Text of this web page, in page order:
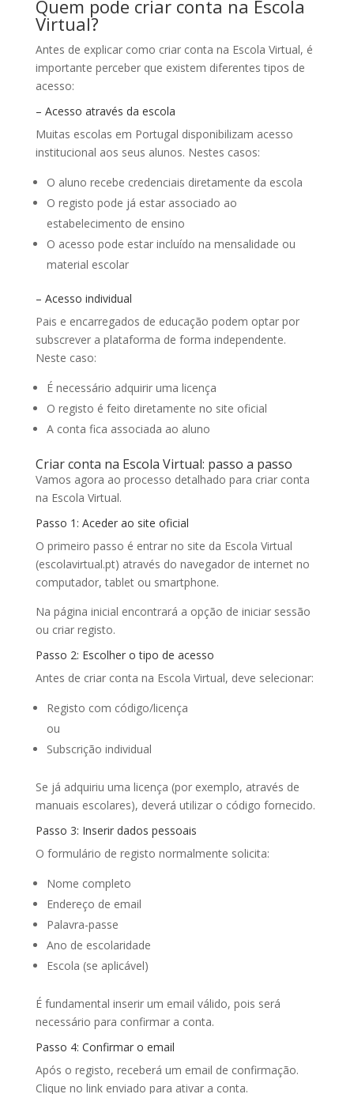
Quem pode criar conta na Escola
Virtual?
Antes de explicar como criar conta na Escola Virtual, é
importante perceber que existem diferentes tipos de
acesso:
– Acesso através da escola
Muitas escolas em Portugal disponibilizam acesso
institucional aos seus alunos. Nestes casos:
O aluno recebe credenciais diretamente da escola
O registo pode já estar associado ao
estabelecimento de ensino
O acesso pode estar incluído na mensalidade ou
material escolar
– Acesso individual
Pais e encarregados de educação podem optar por
subscrever a plataforma de forma independente.
Neste caso:
É necessário adquirir uma licença
O registo é feito diretamente no site oficial
A conta fica associada ao aluno
Criar conta na Escola Virtual: passo a passo
Vamos agora ao processo detalhado para criar conta
na Escola Virtual.
Passo 1: Aceder ao site oficial
O primeiro passo é entrar no site da Escola Virtual
(escolavirtual.pt) através do navegador de internet no
computador, tablet ou smartphone.
Na página inicial encontrará a opção de iniciar sessão
ou criar registo.
Passo 2: Escolher o tipo de acesso
Antes de criar conta na Escola Virtual, deve selecionar:
Registo com código/licença
ou
Subscrição individual
Se já adquiriu uma licença (por exemplo, através de
manuais escolares), deverá utilizar o código fornecido.
Passo 3: Inserir dados pessoais
O formulário de registo normalmente solicita:
Nome completo
Endereço de email
Palavra-passe
Ano de escolaridade
Escola (se aplicável)
É fundamental inserir um email válido, pois será
necessário para confirmar a conta.
Passo 4: Confirmar o email
Após o registo, receberá um email de confirmação.
Clique no link enviado para ativar a conta.